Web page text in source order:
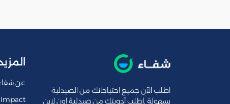
اطلب الآن جميع احتياجاتك من الصيدلية
بسهولة ,اطلب أدويتك من صيدلية اون لاين
عن